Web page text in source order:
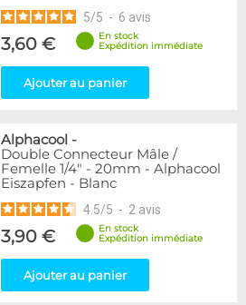
5/5 - 6 avis
3,60 €
En stock
Expédition immédiate
Ajouter au panier
Alphacool -
Double Connecteur Mâle /
Femelle 1/4" - 20mm - Alphacool
Eiszapfen - Blanc
4.5/5 - 2 avis
3,90 €
En stock
Expédition immédiate
Ajouter au panier